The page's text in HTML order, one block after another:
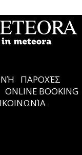
ΠΑΡΟΧΈΣ
ONLINE BOOKING